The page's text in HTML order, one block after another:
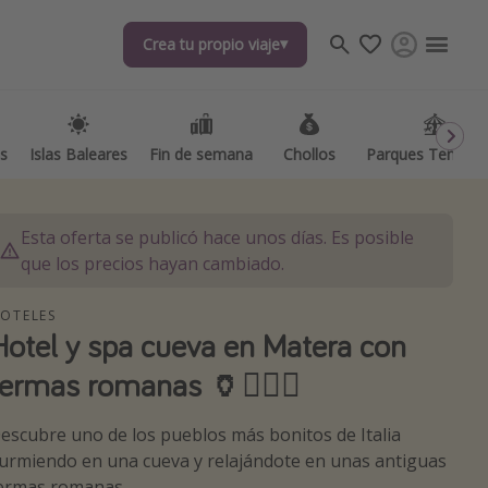
Crea tu propio viaje
Islas Baleares Fin de semana Chollos Parques
Crea tu propio viaje
Islas Baleares Fin de semana Chollos Parques
destinos
Esta oferta se publicó hace unos días. Es posible
que los precios hayan cambiado.
y spa cueva en Matera con
romanas 🏺🧖🏻‍♀️
uno de los pueblos más bonitos de Italia
en una cueva y relajándote en unas antiguas